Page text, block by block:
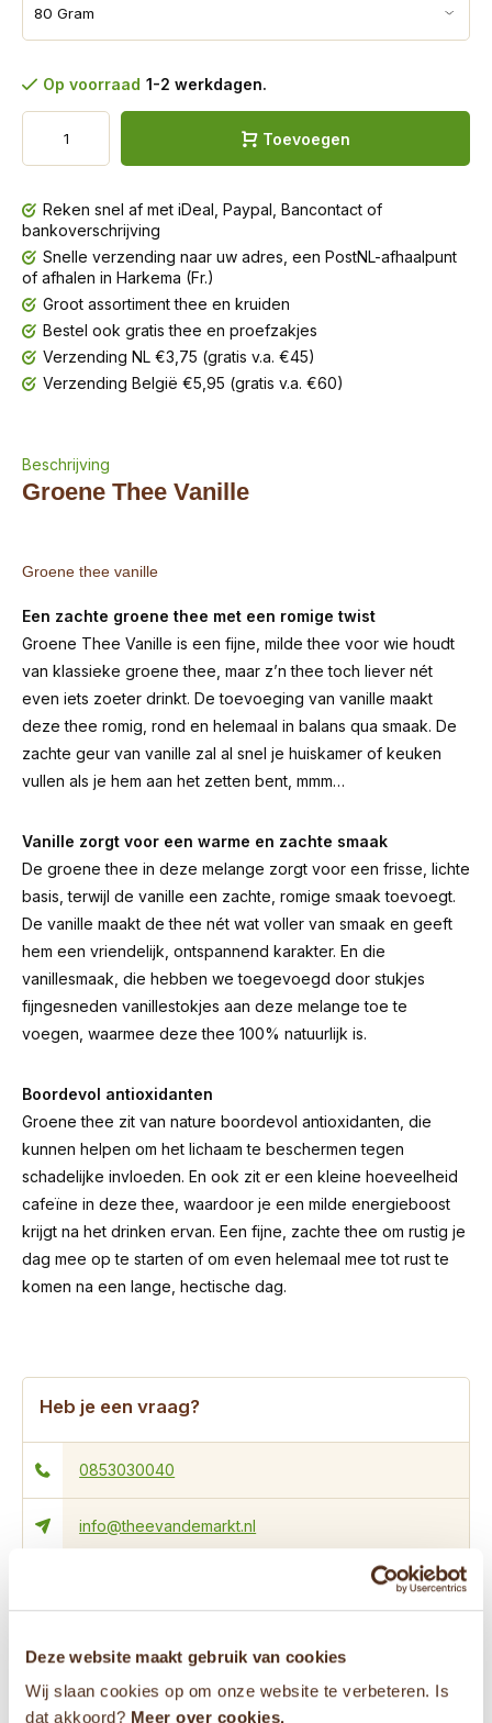
Deze website maakt gebruik van cookies
Wij slaan cookies op om onze website te verbeteren. Is
dat akkoord? Meer over cookies.
Op voorraad 1-2 werkdagen.
Toevoegen
Reken snel af met iDeal, Paypal, Bancontact of
bankoverschrijving
Snelle verzending naar uw adres, een PostNL-afhaalpunt
of afhalen in Harkema (Fr.)
Groot assortiment thee en kruiden
Bestel ook gratis thee en proefzakjes
Verzending NL €3,75 (gratis v.a. €45)
Verzending België €5,95 (gratis v.a. €60)
Beschrijving
Groene Thee Vanille
Groene thee vanille
Een zachte groene thee met een romige twist
Groene Thee Vanille is een fijne, milde thee voor wie houdt
van klassieke groene thee, maar z’n thee toch liever nét
even iets zoeter drinkt. De toevoeging van vanille maakt
deze thee romig, rond en helemaal in balans qua smaak. De
zachte geur van vanille zal al snel je huiskamer of keuken
vullen als je hem aan het zetten bent, mmm…
Vanille zorgt voor een warme en zachte smaak
De groene thee in deze melange zorgt voor een frisse, lichte
basis, terwijl de vanille een zachte, romige smaak toevoegt.
De vanille maakt de thee nét wat voller van smaak en geeft
hem een vriendelijk, ontspannend karakter. En die
vanillesmaak, die hebben we toegevoegd door stukjes
fijngesneden vanillestokjes aan deze melange toe te
voegen, waarmee deze thee 100% natuurlijk is.
Boordevol antioxidanten
Groene thee zit van nature boordevol antioxidanten, die
kunnen helpen om het lichaam te beschermen tegen
schadelijke invloeden. En ook zit er een kleine hoeveelheid
cafeïne in deze thee, waardoor je een milde energieboost
krijgt na het drinken ervan. Een fijne, zachte thee om rustig je
dag mee op te starten of om even helemaal mee tot rust te
komen na een lange, hectische dag.
Heb je een vraag?
0853030040
info@theevandemarkt.nl